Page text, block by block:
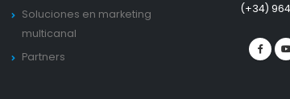
Soluciones en marketing
multicanal
Partners
(+34)